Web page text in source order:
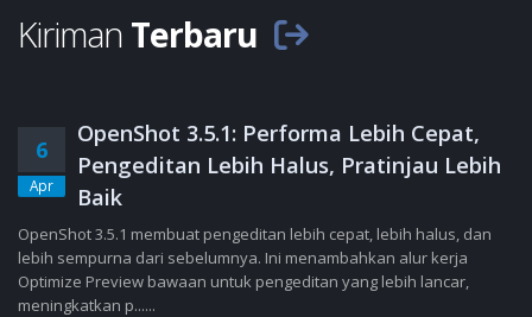
Kiriman Terbaru
6
Apr
OpenShot 3.5.1: Performa Lebih Cepat,
Pengeditan Lebih Halus, Pratinjau Lebih
Baik
OpenShot 3.5.1 membuat pengeditan lebih cepat, lebih halus, dan
lebih sempurna dari sebelumnya. Ini menambahkan alur kerja
Optimize Preview bawaan untuk pengeditan yang lebih lancar,
meningkatkan p......